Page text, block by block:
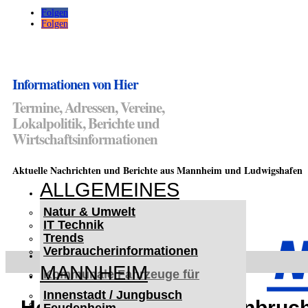
Folgen
Folgen
Informationen von Hier
Termine, Adressen, Vereine,
Lokalpolitik, Berichte und
Wirtschaftsinformationen
Aktuelle Nachrichten und Berichte aus Mannheim und Ludwigshafen
ALLGEMEINES
Natur & Umwelt
IT Technik
Trends
Verbraucherinformationen
MANNHEIM
Innenstadt / Jungbusch
< UKRAINE >
Kommunale Fahrzeuge für
Czernowitz
Nutzfahrzeuge für Czernowitz